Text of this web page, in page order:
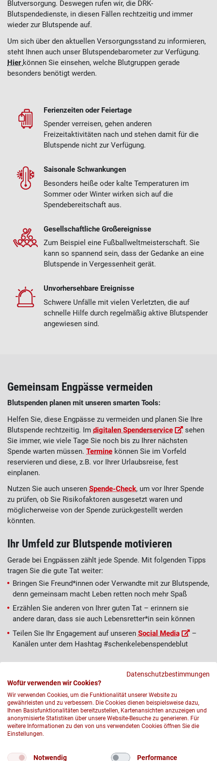
Blutversorgung. Deswegen rufen wir, die DRK-
Blutspendedienste, in diesen Fällen rechtzeitig und immer
wieder zur Blutspende auf.
Um sich über den aktuellen Versorgungsstand zu informieren,
steht Ihnen auch unser Blutspendebarometer zur Verfügung.
Hier können Sie einsehen, welche Blutgruppen gerade
besonders benötigt werden.
Ferienzeiten oder Feiertage
Spender verreisen, gehen anderen
Freizeitaktivitäten nach und stehen damit für die
Blutspende nicht zur Verfügung.
Saisonale Schwankungen
Besonders heiße oder kalte Temperaturen im
Sommer oder Winter wirken sich auf die
Spendebereitschaft aus.
Gesellschaftliche Großereignisse
Zum Beispiel eine Fußballweltmeisterschaft. Sie
kann so spannend sein, dass der Gedanke an eine
Blutspende in Vergessenheit gerät.
Unvorhersehbare Ereignisse
Schwere Unfälle mit vielen Verletzten, die auf
schnelle Hilfe durch regelmäßig aktive Blutspender
angewiesen sind.
Gemeinsam Engpässe vermeiden
Blutspenden planen mit unseren smarten Tools:
Helfen Sie, diese Engpässe zu vermeiden und planen Sie Ihre
Blutspende rechtzeitig. Im digitalen Spenderservice
sehen
Sie immer, wie viele Tage Sie noch bis zu Ihrer nächsten
Spende warten müssen. Termine können Sie im Vorfeld
reservieren und diese, z.B. vor Ihrer Urlaubsreise, fest
einplanen.
Nutzen Sie auch unseren Spende-Check, um vor Ihrer Spende
zu prüfen, ob Sie Risikofaktoren ausgesetzt waren und
möglicherweise von der Spende zurückgestellt werden
könnten.
Ihr Umfeld zur Blutspende motivieren
Gerade bei Engpässen zählt jede Spende. Mit folgenden Tipps
tragen Sie die gute Tat weiter:
Bringen Sie Freund*innen oder Verwandte mit zur Blutspende,
denn gemeinsam macht Leben retten noch mehr Spaß
Erzählen Sie anderen von Ihrer guten Tat – erinnern sie
andere daran, dass sie auch Lebensretter*in sein können
Teilen Sie Ihr Engagement auf unseren Social Media
–
Kanälen unter dem Hashtag #schenkelebenspendeblut
© 2026 DRK-Blutspendedienst Nord-Ost gemeinnützige GmbH
Datenschutzbestimmungen
Wofür verwenden wir Cookies?
Wir verwenden Cookies, um die Funktionalität unserer Website zu
gewährleisten und zu verbessern. Die Cookies dienen beispielsweise dazu,
Ihnen Basisfunktionalitäten bereitzustellen, Kartenansichten anzuzeigen und
anonymisierte Statistiken über unsere Website-Besuche zu generieren. Für
weitere Informationen zu den von uns verwendeten Cookies öffnen Sie die
Einstellungen.
Notwendig Performance